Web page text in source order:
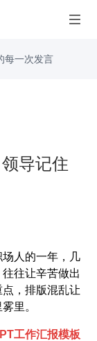
每一次发言
导记住
人的一年，几
往让辛苦做出
，排版混乱让
里。
工作汇报模板